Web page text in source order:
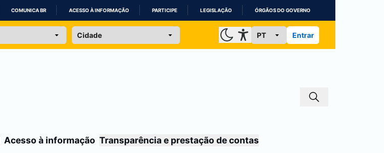
IR
COMUNICA BR ACESSO À INFORMAÇÃO PARTICIPE LEGISLAÇÃO ÓRGÃOS DO GOVERNO
Entrar
Acesso à informação Transparência e prestação de contas